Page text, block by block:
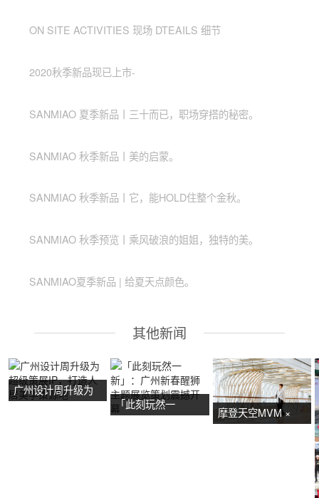
ON SITE ACTIVITIES 现场 DTEAILS 细节
2020秋季新品现已上市-
SANMIAO 夏季新品丨三十而已，职场穿搭的秘密。
SANMIAO 秋季新品丨美的启蒙。
SANMIAO 秋季新品丨它，能HOLD住整个金秋。
SANMIAO 秋季预览丨乘风破浪的姐姐，独特的美。
SANMIAO夏季新品 | 给夏天点颜色。
其他新闻
广州设计周升级为
「此刻玩然一
摩登天空MVM ×